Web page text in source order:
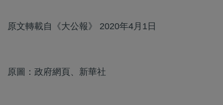
原文轉載自《大公報》 2020年4月1日
原圖：政府網頁、新華社